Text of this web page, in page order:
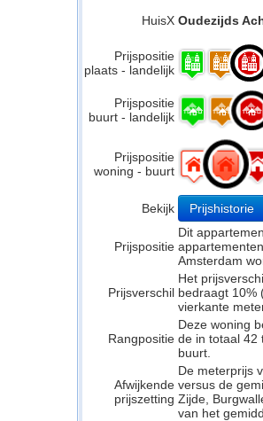
HuisX Oudezijds
Prijspositie
plaats - landelijk
Prijspositie
buurt - landelijk
Prijspositie
woning - buurt
Bekijk Prijshistorie
Prijspositie
Dit
Amsterdam
Prijsverschil
Het
bedraagt 10%
vierkante
Rangpositie
Deze woning
de in totaal 42
buurt.
Afwijkende
prijszetting
De meterprijs
versus de
Zijde,
van het